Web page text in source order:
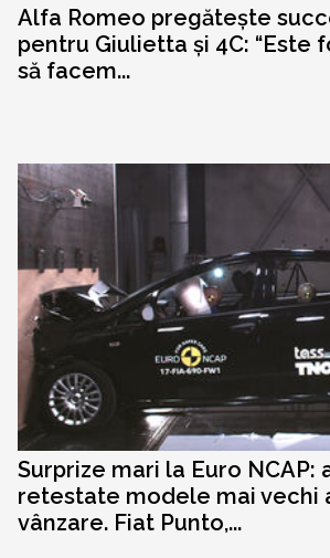
Alfa Romeo pregătește
pentru Giulietta și 4C: “Este
să facem...
Surprize mari la Euro NCAP:
retestate modele mai vechi
vânzare. Fiat Punto,...